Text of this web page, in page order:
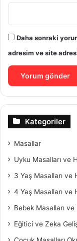
Daha sonraki
adresim ve site
Kategoriler
Masallar
Uyku Masalları ve
3 Yaş Masalları ve
4 Yaş Masalları ve
Bebek Masalları
Eğitici ve Zeka